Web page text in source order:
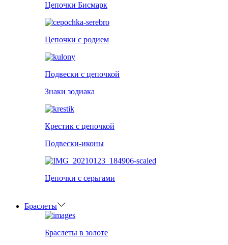
Цепочки Бисмарк
Цепочки с родием
Подвески с цепочкой
Знаки зодиака
Крестик с цепочкой
Подвески-иконы
Цепочки с серьгами
Браслеты
Браслеты в золоте